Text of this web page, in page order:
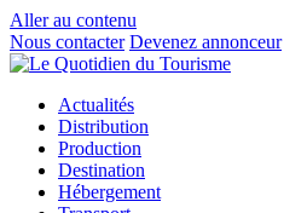
Aller au contenu
Nous contacter Devenez annonceur
Actualités
Distribution
Production
Destination
Hébergement